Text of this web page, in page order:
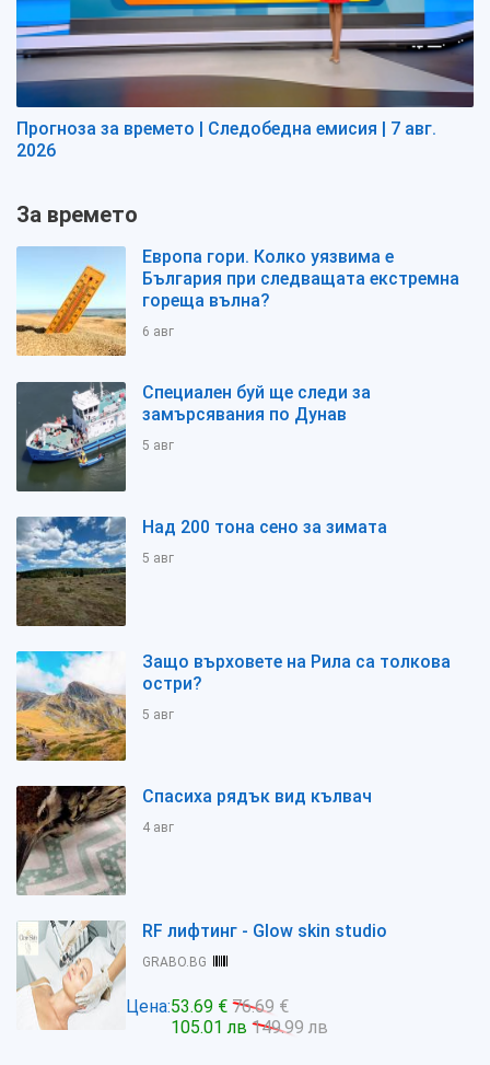
Прогноза за времето | Следобедна емисия | 7 авг.
2026
За времето
Европа гори. Колко уязвима е
България при следващата екстремна
гореща вълна?
6 авг
Специален буй ще следи за
замърсявания по Дунав
5 авг
Над 200 тона сено за зимата
5 авг
Защо върховете на Рила са толкова
остри?
5 авг
Спасиха рядък вид кълвач
4 авг
RF лифтинг - Glow skin studio
GRABO.BG
Цена:53.69 € 76.69 €
105.01 лв 149.99 лв